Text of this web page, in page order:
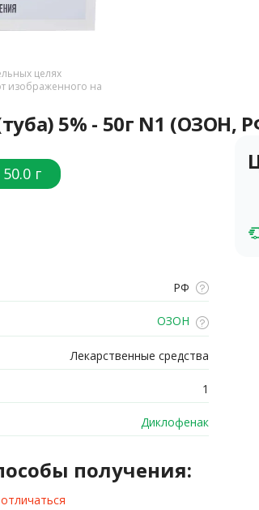
целях
изображенного на
5% - 50г N1 (ОЗОН,
50.0 г
РФ
ОЗОН
Лекарственные средства
1
Диклофенак
получения: